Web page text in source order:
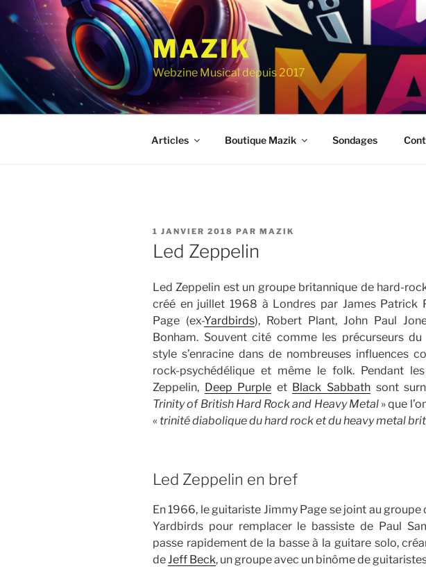
au
contenu
principal
MAZIK
Webzine Musical depuis 2017
Articles Boutique Mazik Sondages
PUBLIÉ
LE
1 JANVIER 2018 PAR MAZIK
Led Zeppelin
Led Zeppelin est un groupe britannique de hard-
créé en juillet 1968 à Londres par James Patrick
Page (ex-Yardbirds), Robert Plant, John Paul
Bonham. Souvent cité comme les précurseurs
style s’enracine dans de nombreuses influences
rock-psychédélique et même le folk. Pendant
Zeppelin, Deep Purple et Black Sabbathsont
Trinity of British Hard Rock and Heavy Metal» que
« trinité diabolique du hard rock et du heavy metal
Led Zeppelin en bref
En 1966, le guitariste Jimmy Page se joint au groupe
Yardbirds pour remplacer le bassiste de Paul
passe rapidement de la basse à la guitare solo,
de Jeff Beck, un groupe avec un binôme de